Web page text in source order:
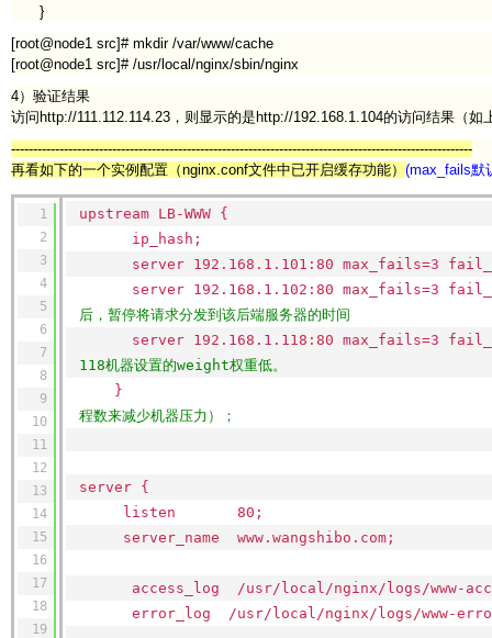
}
[root@node1 src]# mkdir /var/www/cache
[root@node1 src]# /usr/local/nginx/sbin/nginx
4）验证结果
访问http://111.112.114.23，则显示的是http://192.168.1.104的访问结果（如
---------------------------------------------------------------------------------------------------------
再看如下的一个实例配置（nginx.conf文件中已开启缓存功能） (max_fails默
1
2
3
4
5
6
7
8
9
10
11
12
13
14
15
16
17
18
19
upstream LB-WWW {
ip_hash;
server 192.168.1.101:80 max_fails=3
server 192.168.1.102:80 max_fails=3
后，暂停将请求分发到该后端服务器的时间
server 192.168.1.118:80 max_fails=3
118机器设置的weight权重低。
程数来减少机器压力）；
server {
listen 80;
server_name www.wangshibo.com;
access_log /usr/local/nginx/logs/www-
error_log /usr/local/nginx/logs/www-